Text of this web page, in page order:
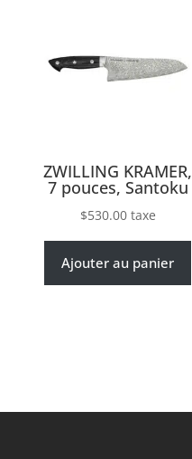
ZWILLING KRAMER,
7 pouces, Santoku
$530.00 taxe
Ajouter au panier